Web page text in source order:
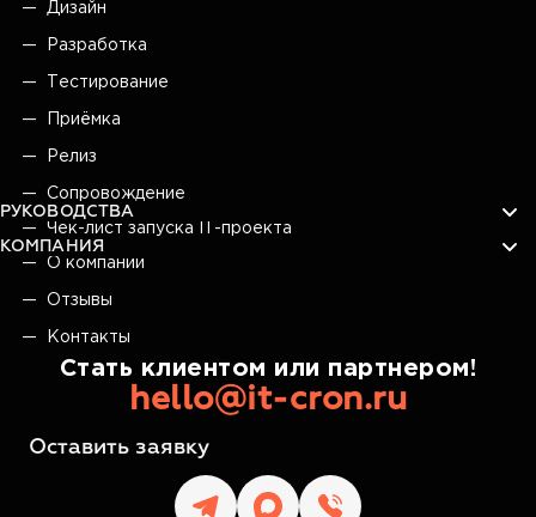
Дизайн
Разработка
Тестирование
Приёмка
Релиз
Сопровождение
РУКОВОДСТВА
Чек-лист запуска IT-проекта
КОМПАНИЯ
О компании
Отзывы
Контакты
Стать клиентом или партнером!
hello@it-cron.ru
Оставить заявку